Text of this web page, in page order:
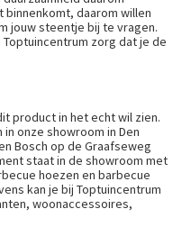
daarom willen
jouw steentje bij te vragen.
zorg dat je de
product in het echt wil zien.
onze showroom in Den
Bosch op de Graafseweg
staat in de showroom met
hoezen en barbecue
kan je bij Toptuincentrum
woonaccessoires,